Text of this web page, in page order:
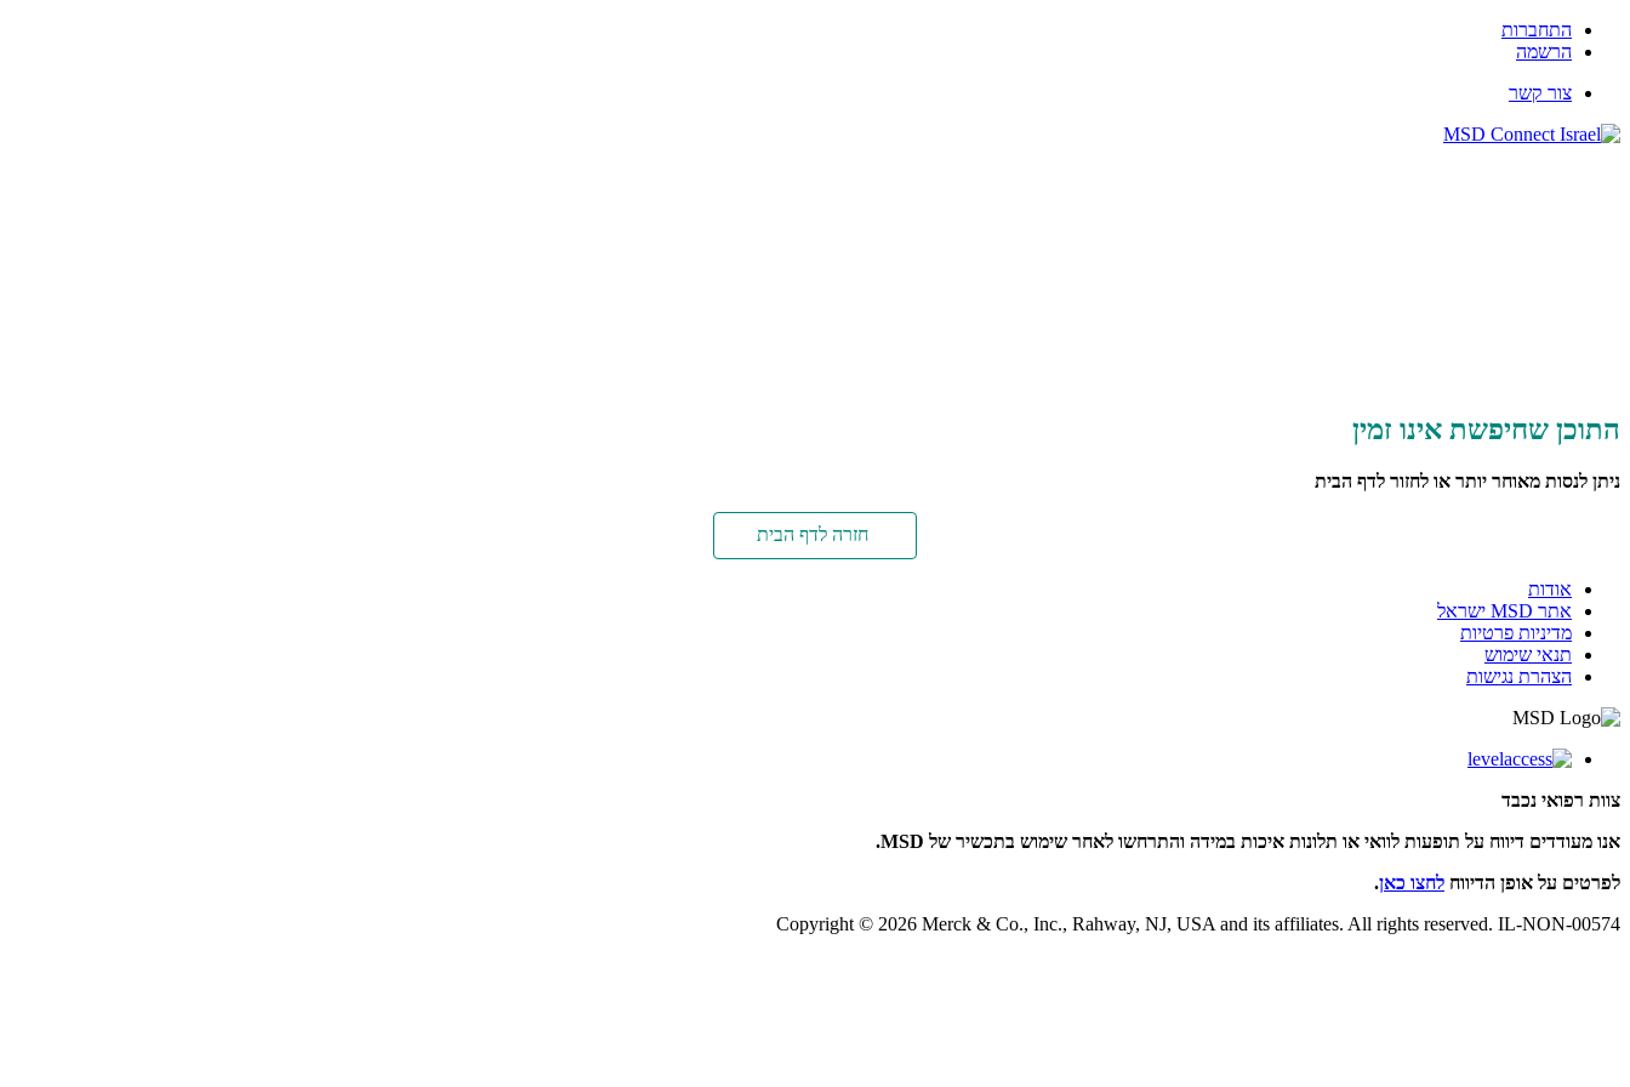
התחברות
הרשמה
צור קשר
התוכן שחיפשת אינו זמין
ניתן לנסות מאוחר יותר או לחזור לדף הבית
אודות
אתר MSD ישראל
מדיניות פרטיות
תנאי שימוש
הצהרת נגישות
צוות רפואי נכבד
אנו מעודדים דיווח על תופעות לוואי או תלונות איכות במידה והתרחשו לאחר שימוש בתכשיר של MSD.
לפרטים על אופן הדיווח לחצו כאן.
Copyright © 2026 Merck & Co., Inc., Rahway, NJ, USA and its affiliates. All rights reserved. IL-NON-00574